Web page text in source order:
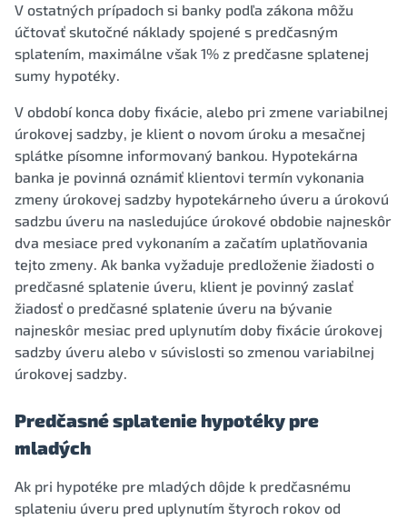
V ostatných prípadoch si banky podľa zákona môžu
účtovať skutočné náklady spojené s predčasným
splatením, maximálne však 1% z predčasne splatenej
sumy hypotéky.
V období konca doby fixácie, alebo pri zmene variabilnej
úrokovej sadzby, je klient o novom úroku a mesačnej
splátke písomne informovaný bankou. Hypotekárna
banka je povinná oznámiť klientovi termín vykonania
zmeny úrokovej sadzby hypotekárneho úveru a úrokovú
sadzbu úveru na nasledujúce úrokové obdobie najneskôr
dva mesiace pred vykonaním a začatím uplatňovania
tejto zmeny. Ak banka vyžaduje predloženie žiadosti o
predčasné splatenie úveru, klient je povinný zaslať
žiadosť o predčasné splatenie úveru na bývanie
najneskôr mesiac pred uplynutím doby fixácie úrokovej
sadzby úveru alebo v súvislosti so zmenou variabilnej
úrokovej sadzby.
Predčasné splatenie hypotéky pre
mladých
Ak pri hypotéke pre mladých dôjde k predčasnému
splateniu úveru pred uplynutím štyroch rokov od